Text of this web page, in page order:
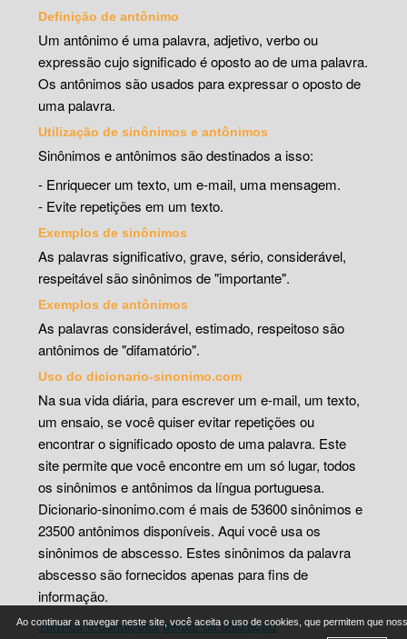
Definição de antônimo
Um antônimo é uma palavra, adjetivo, verbo ou
expressão cujo significado é oposto ao de uma palavra.
Os antônimos são usados para expressar o oposto de
uma palavra.
Utilização de sinônimos e antônimos
Sinônimos e antônimos são destinados a isso:
- Enriquecer um texto, um e-mail, uma mensagem.
- Evite repetições em um texto.
Exemplos de sinônimos
As palavras significativo, grave, sério, considerável,
respeitável são sinônimos de "importante".
Exemplos de antônimos
As palavras considerável, estimado, respeitoso são
antônimos de "difamatório".
Uso do dicionario-sinonimo.com
Na sua vida diária, para escrever um e-mail, um texto,
um ensaio, se você quiser evitar repetições ou
encontrar o significado oposto de uma palavra. Este
site permite que você encontre em um só lugar, todos
os sinônimos e antônimos da língua portuguesa.
Dicionario-sinonimo.com é mais de 53600 sinônimos e
23500 antônimos disponíveis. Aqui você usa os
sinônimos de abscesso. Estes sinônimos da palavra
abscesso são fornecidos apenas para fins de
informação.
Termos e condições gerais de utilização
Ao continuar a navegar neste site, você aceita o uso de cookies, que permitem que